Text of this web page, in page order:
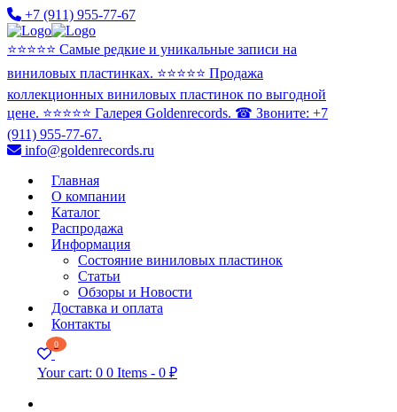
+7 (911) 955-77-67
⭐️⭐️⭐️⭐️⭐️ Самые редкие и уникальные записи на
виниловых пластинках. ⭐️⭐️⭐️⭐️⭐️ Продажа
коллекционных виниловых пластинок по выгодной
цене. ⭐️⭐️⭐️⭐️⭐️ Галерея Goldenrecords. ☎ Звоните: +7
(911) 955-77-67.
info@goldenrecords.ru
Главная
О компании
Каталог
Распродажа
Информация
Состояние виниловых пластинок
Статьи
Обзоры и Новости
Доставка и оплата
Контакты
0
Your cart: 0 0 Items - 0 ₽